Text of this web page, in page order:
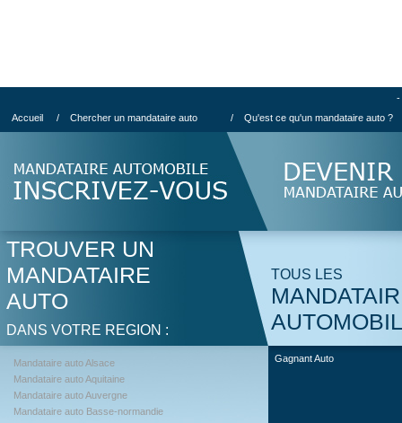
-
Accueil
/ Chercher un mandataire auto / Qu'est ce qu'un mandataire auto ?
TOUS LES
TROUVER UN
MANDATAIRE
AUTO
DANS VOTRE REGION :
Mandataire auto Alsace
Mandataire auto Aquitaine
Mandataire auto Auvergne
Mandataire auto Basse-normandie
Gagnant Auto